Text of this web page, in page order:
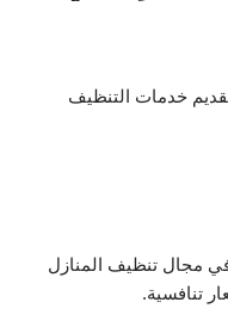
خدمات التنظيف
في مجال تنظيف المنازل
تنافسية.